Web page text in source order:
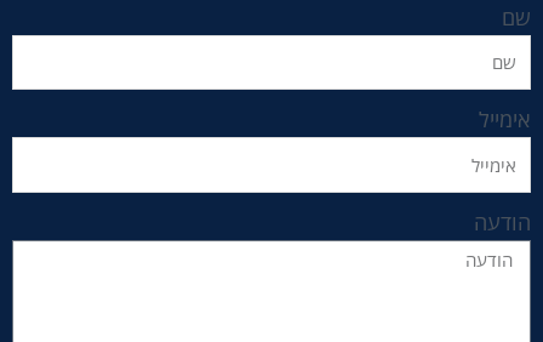
שם
אימייל
הודעה